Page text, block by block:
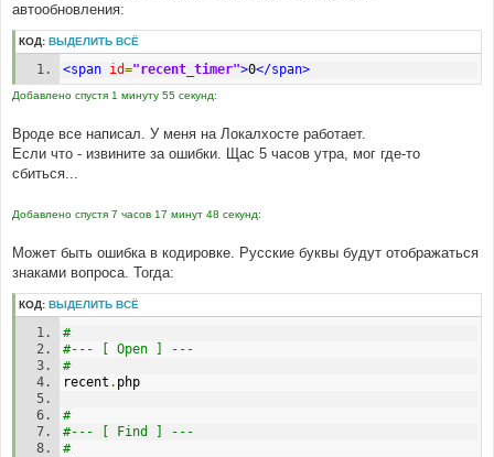
#
#--- [ Open ] ---
#
overall_header.tpl
#--- [ Find ] ---
#
<
#--- [ In line, find ] ---
onload="recent();"
#--- [ In line, replace ] ---
#
onload
автообновления:
КОД: ВЫДЕЛИТЬ ВСЁ
<span id="recent_timer">0</span>
Добавлено спустя 1 минуту 55 секунд:
Вроде все написал. У меня на Локалхосте работает.
Если что - извините за ошибки. Щас 5 часов утра, мог где-то
сбиться...
Добавлено спустя 7 часов 17 минут 48 секунд:
Может быть ошибка в кодировке. Русские буквы будут отображаться
знаками вопроса. Тогда:
КОД: ВЫДЕЛИТЬ ВСЁ
#
#--- [ Open ] ---
#
recent . php
#
#--- [ Find ] ---
#